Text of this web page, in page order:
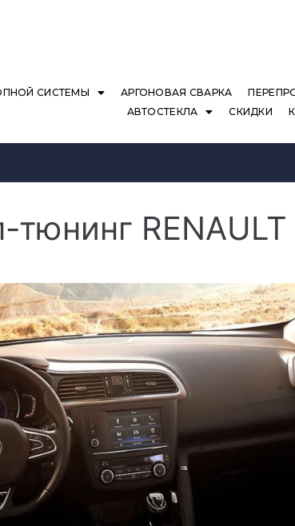
СИСТЕМЫ АРГОНОВАЯ СВАРКА
АВТОСТЕКЛА
СКИДКИ
тюнинг RENAULT